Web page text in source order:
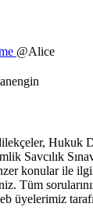
@Alice
Hukuk
Savcılık
konular ile
Tüm
üyelerimiz